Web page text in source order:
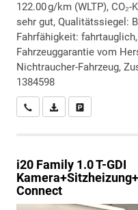
122.00 g/km (WLTP),
sehr gut, Qualitätssiegel:
Fahrfähigkeit:
Fahrzeuggarantie vom
Nichtraucher-Fahrzeug,
1384598
Wir rufen Sie an
PDF-Datei,
i20 Family 1.0 T-GDI
Connect